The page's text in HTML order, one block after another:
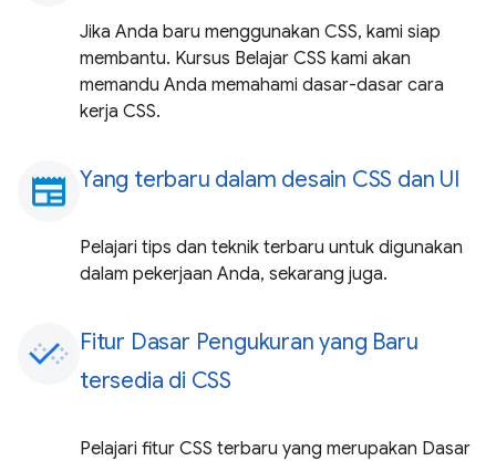
Jika Anda baru menggunakan CSS, kami siap
membantu. Kursus Belajar CSS kami akan
memandu Anda memahami dasar-dasar cara
kerja CSS.
newspaper Yang terbaru dalam desain CSS dan UI
Pelajari tips dan teknik terbaru untuk digunakan
dalam pekerjaan Anda, sekarang juga.
Fitur Dasar Pengukuran yang Baru
tersedia di CSS
Pelajari fitur CSS terbaru yang merupakan Dasar